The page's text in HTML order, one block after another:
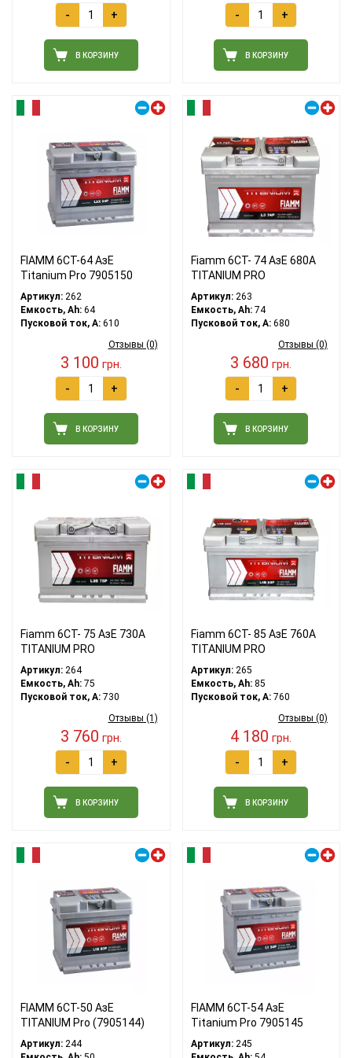
- +
В КОРЗИНУ
- +
В КОРЗИНУ
FIAMM 6СТ-64 АзЕ
Titanium Pro 7905150
Артикул: 262
Емкость, Ah: 64
Пусковой ток, A: 610
Отзывы (0)
3 100 грн.
- +
В КОРЗИНУ
Fiamm 6СТ- 74 АзЕ 680А
TITANIUM PRO
Артикул:263
Емкость, Ah:74
Пусковой ток, A:680
Отзывы (0)
3 680 грн.
- +
В КОРЗИНУ
Fiamm 6СТ- 75 АзЕ 730А
TITANIUM PRO
Артикул: 264
Емкость, Ah: 75
Пусковой ток, A: 730
Отзывы (1)
3 760 грн.
- +
В КОРЗИНУ
Fiamm 6СТ- 85 АзЕ 760А
TITANIUM PRO
Артикул:265
Емкость, Ah:85
Пусковой ток, A:760
Отзывы (0)
4 180 грн.
- +
В КОРЗИНУ
FIAMM 6СТ-50 АзЕ
TITANIUM Pro (7905144)
Артикул: 244
FIAMM 6СТ-54 АзЕ
Titanium Pro 7905145
Артикул:245